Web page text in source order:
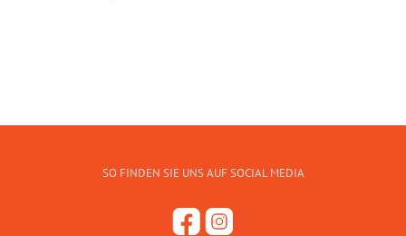
SO FINDEN SIE UNS AUF SOCIAL MEDIA